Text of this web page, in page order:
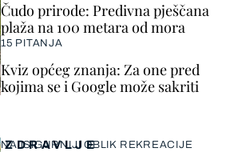
ZDRAVLJE
NAJSIGURNIJI OBLIK REKREACIJE
Čudo prirode: Predivna pješčana
plaža na 100 metara od mora
15 PITANJA
Kviz općeg znanja: Za one pred
kojima se i Google može sakriti